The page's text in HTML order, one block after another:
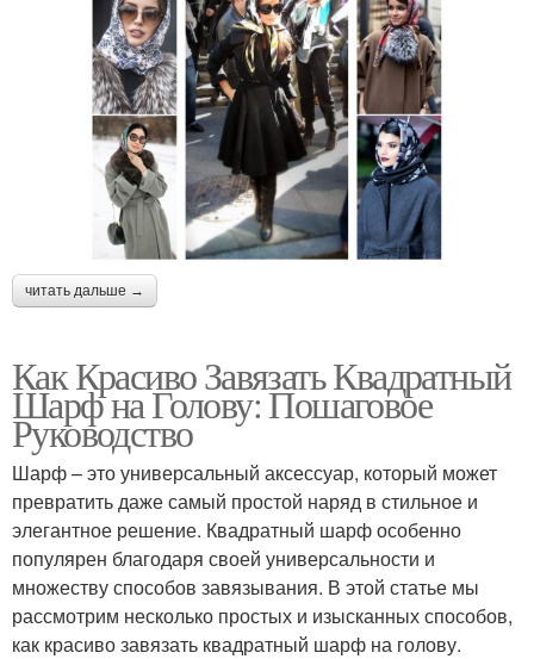
читать дальше →
Как Красиво Завязать Квадратный
Шарф на Голову: Пошаговое
Руководство
Шарф – это универсальный аксессуар, который может
превратить даже самый простой наряд в стильное и
элегантное решение. Квадратный шарф особенно
популярен благодаря своей универсальности и
множеству способов завязывания. В этой статье мы
рассмотрим несколько простых и изысканных способов,
как красиво завязать квадратный шарф на голову.